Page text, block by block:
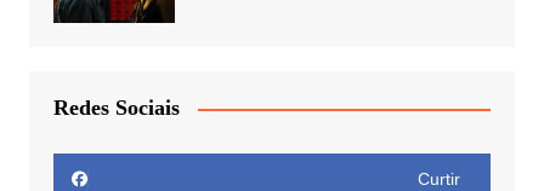
Redes Sociais
Curtir